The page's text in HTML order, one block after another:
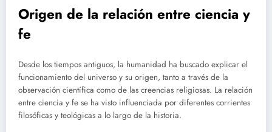
Origen de la relación entre ciencia y
fe
Desde los tiempos antiguos, la humanidad ha buscado explicar el
funcionamiento del universo y su origen, tanto a través de la
observación científica como de las creencias religiosas. La relación
entre ciencia y fe se ha visto influenciada por diferentes corrientes
filosóficas y teológicas a lo largo de la historia.